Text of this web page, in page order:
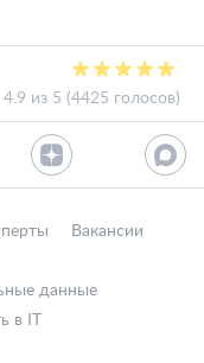
4.9 из 5 (4425 голосов)
Вакансии
данные
в IT